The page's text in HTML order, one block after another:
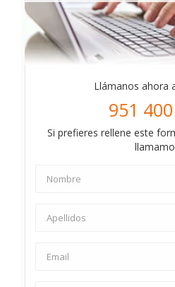
Llámanos ahora
951
Si prefieres rellene este